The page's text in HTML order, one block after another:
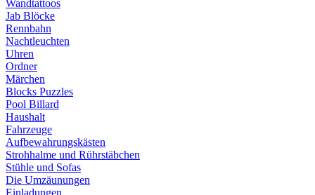
Wandtattoos
Jab Blöcke
Rennbahn
Nachtleuchten
Uhren
Ordner
Märchen
Blocks Puzzles
Pool Billard
Haushalt
Fahrzeuge
Aufbewahrungskästen
Strohhalme und Rührstäbchen
Stühle und Sofas
Die Umzäunungen
Einladungen